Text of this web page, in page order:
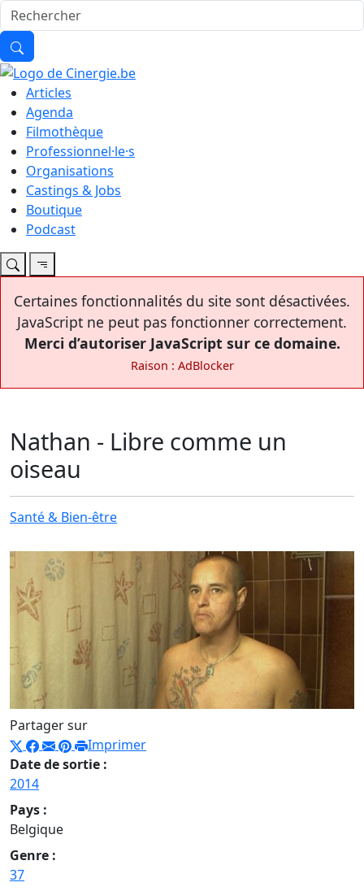
Articles
Agenda
Filmothèque
Professionnel·le·s
Organisations
Castings & Jobs
Boutique
Podcast
Certaines fonctionnalités du site sont désactivées.
JavaScript ne peut pas fonctionner correctement.
Merci d’autoriser JavaScript sur ce domaine.
Raison : AdBlocker
Nathan - Libre comme un
oiseau
Santé & Bien-être
Partager sur
Imprimer
Date de sortie :
2014
Pays :
Belgique
Genre :
37